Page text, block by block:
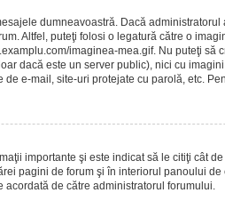
dumneavoastră. Dacă
Altfel, puteţi folosi o legatură către o
imaginea-mea.gif. Nu puteţi să
dacă este un server public), nici cu
de e-mail, site-uri protejate cu parolă, etc.
importante şi este indicat să le citiţi cât
pagini de forum şi în interiorul panoului
acordată de către administratorul forumului.